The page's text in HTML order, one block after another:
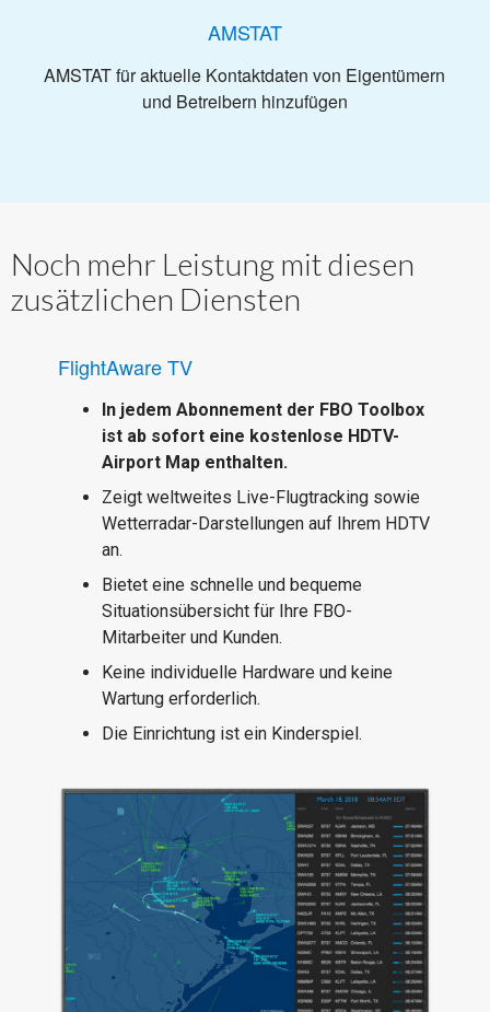
AMSTAT
AMSTAT für aktuelle Kontaktdaten von Eigentümern
und Betreibern hinzufügen
Noch mehr Leistung mit diesen
zusätzlichen Diensten
FlightAware TV
In jedem Abonnement der FBO Toolbox
ist ab sofort eine kostenlose HDTV-
Airport Map enthalten.
Zeigt weltweites Live-Flugtracking sowie
Wetterradar-Darstellungen auf Ihrem HDTV
an.
Bietet eine schnelle und bequeme
Situationsübersicht für Ihre FBO-
Mitarbeiter und Kunden.
Keine individuelle Hardware und keine
Wartung erforderlich.
Die Einrichtung ist ein Kinderspiel.